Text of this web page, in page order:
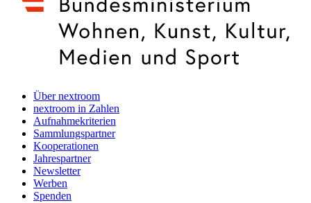
Über nextroom
nextroom in Zahlen
Aufnahmekriterien
Sammlungspartner
Kooperationen
Jahrespartner
Newsletter
Werben
Spenden